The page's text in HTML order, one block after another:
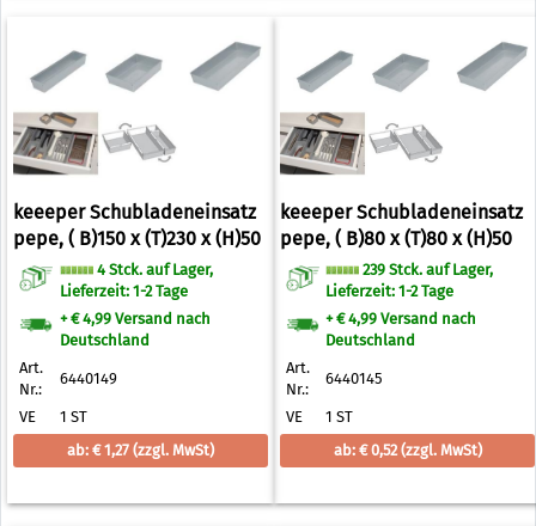
keeeper Schubladeneinsatz
pepe, ( B)150 x (T)230 x (H)50
mm (6440149)4 Stck. auf Lager,
Lieferzeit: 1-2 Tage
+ € 4,99 Versand nach
Deutschland
Art.
Nr.:
6440149
VE
1 ST
ab: € 1,27 (zzgl. MwSt)
keeeper Schubladeneinsatz
pepe, ( B)80 x (T)80 x (H)50
mm (6440145)239 Stck. auf Lager,
Lieferzeit: 1-2 Tage
+ € 4,99 Versand nach
Deutschland
Art.
Nr.:
6440145
VE
1 ST
ab: € 0,52 (zzgl. MwSt)